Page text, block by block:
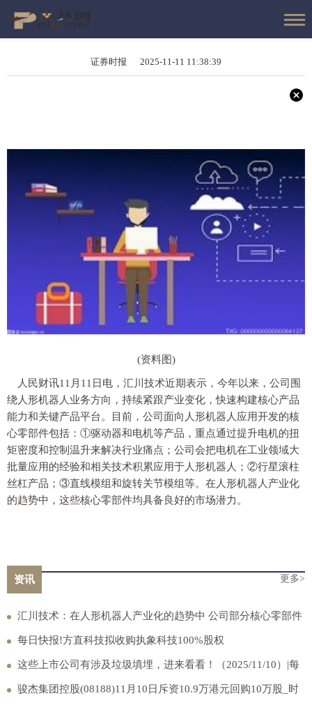
证券时报 2025-11-11 11:38:39
(资料图)
人民财讯11月11日电，汇川技术近期表示，今年以来，公司围
绕人形机器人业务方向，持续紧跟产业变化，快速构建核心产品
能力和关键产品平台。目前，公司面向人形机器人应用开发的核
心零部件包括：①驱动器和电机等产品，重点通过提升电机的扭
矩密度和控制温升来解决行业痛点；公司会把电机在工业领域大
批量应用的经验和相关技术积累应用于人形机器人；②行星滚柱
丝杠产品；③直线模组和旋转关节模组等。在人形机器人产业化
的趋势中，这些核心零部件均具备良好的市场潜力。
资讯 更多>
汇川技术：在人形机器人产业化的趋势中 公司部分核心零部件
均具备良好的市场潜力-头条焦点
每日快报!方直科技拟收购执象科技100%股权
这些上市公司有涉及垃圾填埋，进来看看！（2025/11/10）|每
日速看
骏杰集团控股(08188)11月10日斥资10.9万港元回购10万股_时